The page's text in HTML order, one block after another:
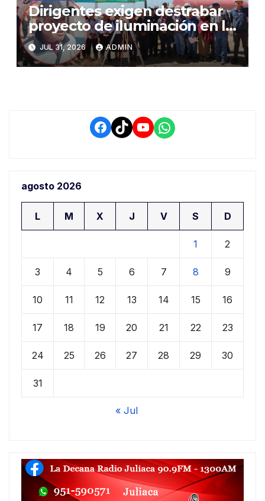
Dirigentes exigen destrabar
proyecto de iluminación en la
salida a Puno y alertan por
demora que pone en riesgo a
conductores
JUL 31, 2026 ADMIN
Facebook
TikTokYouTube
WhatsApp
agosto 2026
L M X J V S D
1 2
3 4 5 6 7 8 9
10 11 12 13 14 15 16
17 18 19 20 21 22 23
24 25 26 27 28 29 30
31
« Jul